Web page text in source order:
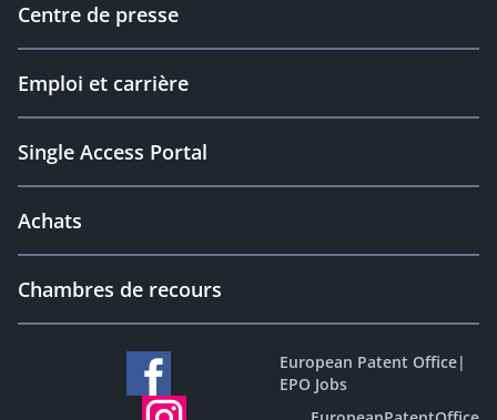
Centre de presse
Emploi et carrière
Single Access Portal
Achats
Chambres de recours
European Patent Office|
EPO Jobs